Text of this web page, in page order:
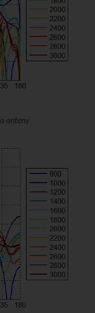
anteny